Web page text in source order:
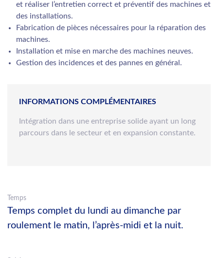
et réaliser l’entretien correct et préventif des machines et
des installations.
Fabrication de pièces nécessaires pour la réparation des
machines.
Installation et mise en marche des machines neuves.
Gestion des incidences et des pannes en général.
INFORMATIONS COMPLÉMENTAIRES
Intégration dans une entreprise solide ayant un long
parcours dans le secteur et en expansion constante.
Temps
Temps complet du lundi au dimanche par
roulement le matin, l’après-midi et la nuit.